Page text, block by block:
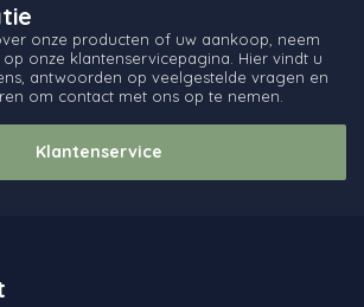
onze producten of uw aankoop, neem
onze klantenservicepagina. Hier vindt u
antwoorden op veelgestelde vragen en
om contact met ons op te nemen.
Klantenservice